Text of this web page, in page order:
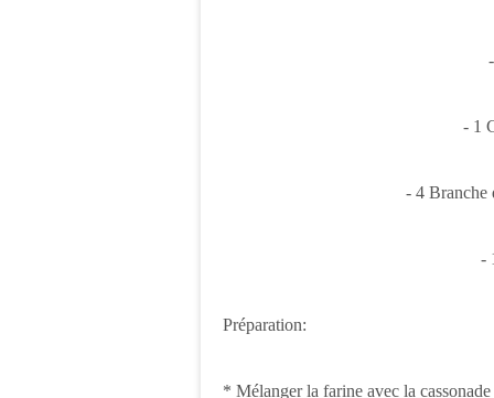
- 1
- 4
-
Préparation:
* Mélanger la farine avec la